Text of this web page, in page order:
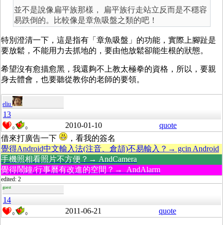
並不是說像扁平族那樣， 扁平族行走站立反而是不穩容
易跌倒的。比較像是章魚吸盤之類的吧！
特別澄清一下，這是指有「章魚吸盤」的功能，實際上腳趾是
要放鬆，不能用力去抓地的，要由他放鬆卻能生根的狀態。
希望沒有愈描愈黑，我還夠不上教太極拳的資格，所以，要親
身去體會，也要聽從教你的老師的要領。
eliu
13
0 0 2010-01-10
quote
借來打廣告一下
，看我的簽名
覺得Android中文輸入法(注音、倉頡)不易輸入？→ gcin Android
手機照相看照片不方便？→ AndCamera
覺得鬧鐘/行事曆有改進的空間？→ AndAlarm
edited: 2
guest
14
0 0 2011-06-21 quote